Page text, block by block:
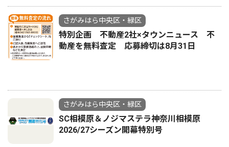
さがみはら中央区・緑区
特別企画 不動産2社×タウンニュース 不
動産を無料査定 応募締切は8月31日
さがみはら中央区・緑区
SC相模原＆ノジマステラ神奈川相模原
2026/27シーズン開幕特別号